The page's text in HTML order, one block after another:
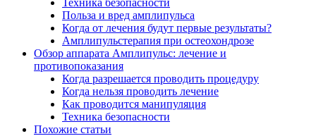
Польза и вред амплипульса
Когда от лечения будут первые результаты?
Амплипульстерапия при остеохондрозе
Обзор аппарата Амплипульс: лечение и
противопоказания
Когда разрешается проводить процедуру
Когда нельзя проводить лечение
Как проводится манипуляция
Техника безопасности
Похожие статьи